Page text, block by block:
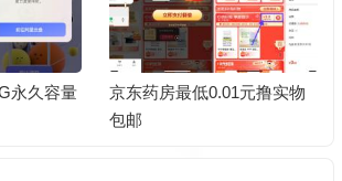
永久容量
京东药房最低0.01元撸实物
包邮